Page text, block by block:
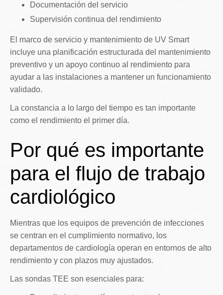
Documentación del servicio
Supervisión continua del rendimiento
El marco de servicio y mantenimiento de UV Smart
incluye una planificación estructurada del mantenimiento
preventivo y un apoyo continuo al rendimiento para
ayudar a las instalaciones a mantener un funcionamiento
validado.
La constancia a lo largo del tiempo es tan importante
como el rendimiento el primer día.
Por qué es importante
para el flujo de trabajo
cardiológico
Mientras que los equipos de prevención de infecciones
se centran en el cumplimiento normativo, los
departamentos de cardiología operan en entornos de alto
rendimiento y con plazos muy ajustados.
Las sondas TEE son esenciales para: